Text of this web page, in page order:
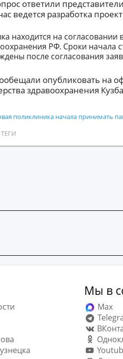
ответили
ведется разработка
находится на согласовании
РФ. Сроки начала
после согласования
опубликовать на
здравоохранения
поликлиника начала принимать
Мы в
Max